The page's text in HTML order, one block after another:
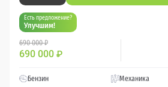
Есть предложение?
Улучшим!
690 000 ₽
690 000 ₽
Бензин Механика